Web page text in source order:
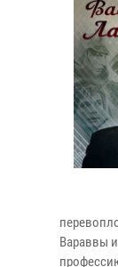
Вараввы